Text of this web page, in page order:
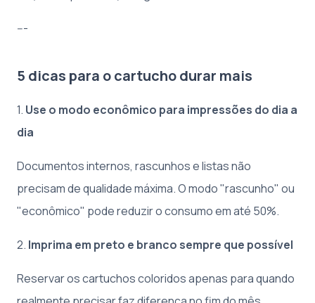
---
5 dicas para o cartucho durar mais
1. Use o modo econômico para impressões do dia a
dia
Documentos internos, rascunhos e listas não
precisam de qualidade máxima. O modo "rascunho" ou
"econômico" pode reduzir o consumo em até 50%.
2. Imprima em preto e branco sempre que possível
Reservar os cartuchos coloridos apenas para quando